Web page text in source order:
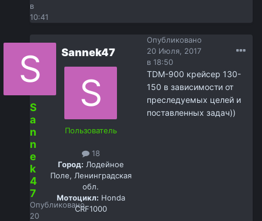
в
10:41
S
a
n
n
e
k
4
7
Опубликовано
20
Sannek47
Пользователь
18
Город: Лодейное
Поле, Ленинградская
обл.
Мотоцикл: Honda
CRF1000
Опубликовано
20 Июля, 2017
в 18:50
TDM-900 крейсер 130-
150 в зависимости от
преследуемых целей и
поставленных задач))